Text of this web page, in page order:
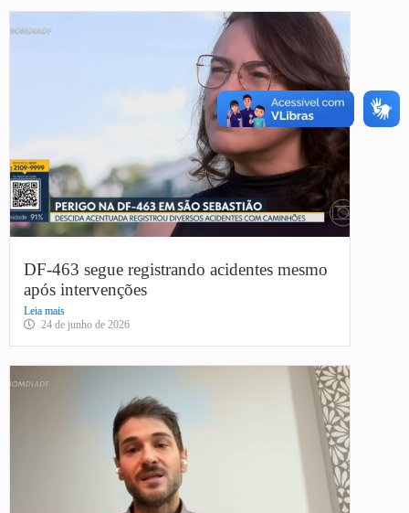
DF-463 segue registrando acidentes mesmo
após intervenções
Leia mais
24 de junho de 2026